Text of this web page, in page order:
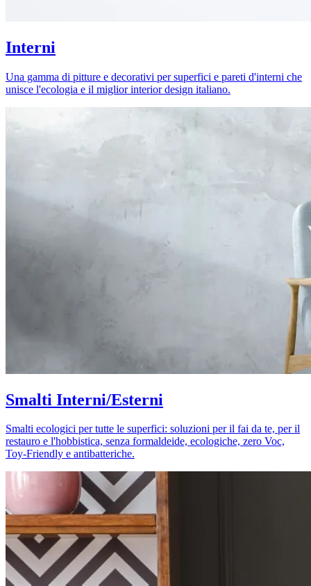
Interni
Una gamma di pitture e decorativi per superfici e pareti d'interni che
unisce l'ecologia e il miglior interior design italiano.
Smalti Interni/Esterni
Smalti ecologici per tutte le superfici: soluzioni per il fai da te, per il
restauro e l'hobbistica, senza formaldeide, ecologiche, zero Voc,
Toy-Friendly e antibatteriche.